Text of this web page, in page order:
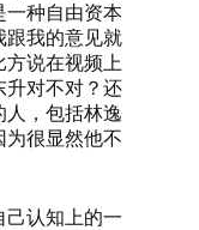
一种自由资本
跟我的意见就
方说在视频上
升对不对？还
人，包括林逸
为很显然他不
己认知上的一